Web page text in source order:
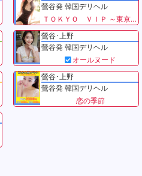
鶯谷発 韓国デリヘル
ＴＯＫＹＯ ＶＩＰ ～東京VIP～
鶯谷･上野
鶯谷発 韓国デリヘル
オールヌード
鶯谷･上野
鶯谷発 韓国デリヘル
恋の季節